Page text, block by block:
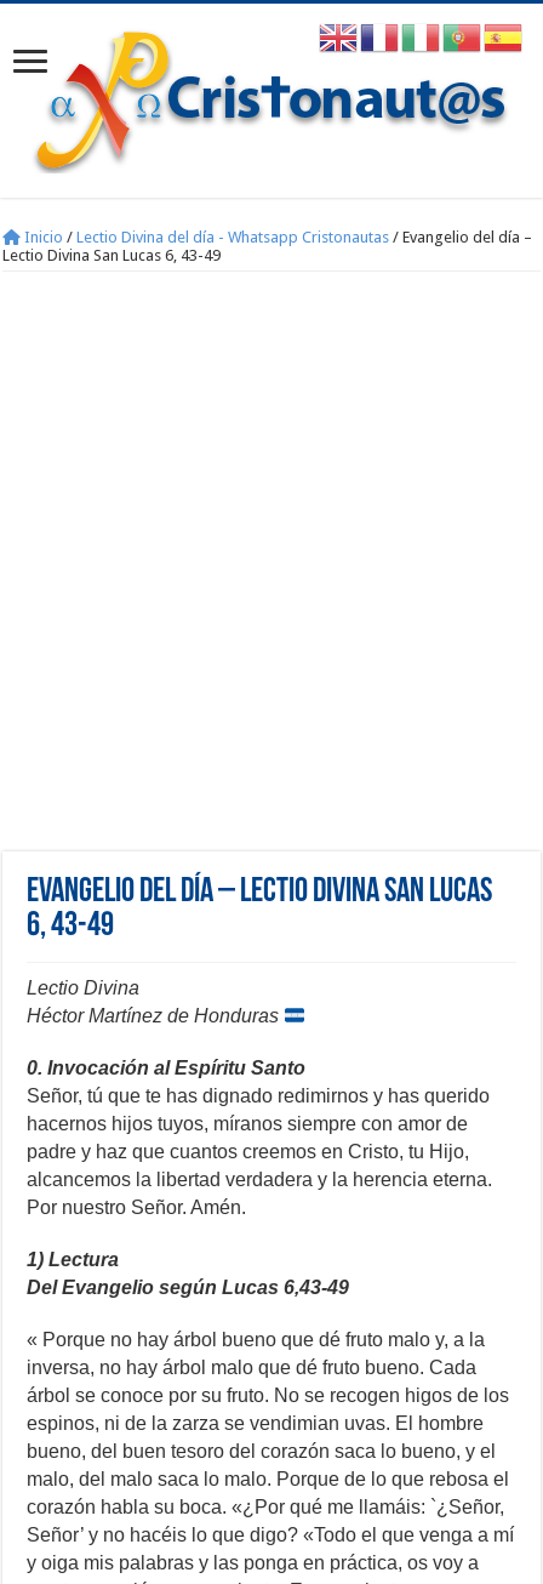
Inicio / Lectio Divina del día - Whatsapp Cristonautas / Evangelio del día –
Lectio Divina San Lucas 6, 43-49
Evangelio del día – Lectio Divina San Lucas
6, 43-49
Lectio Divina
Héctor Martínez de Honduras
0. Invocación al Espíritu Santo
Señor, tú que te has dignado redimirnos y has querido
hacernos hijos tuyos, míranos siempre con amor de
padre y haz que cuantos creemos en Cristo, tu Hijo,
alcancemos la libertad verdadera y la herencia eterna.
Por nuestro Señor. Amén.
1) Lectura
Del Evangelio según Lucas 6,43-49
« Porque no hay árbol bueno que dé fruto malo y, a la
inversa, no hay árbol malo que dé fruto bueno. Cada
árbol se conoce por su fruto. No se recogen higos de los
espinos, ni de la zarza se vendimian uvas. El hombre
bueno, del buen tesoro del corazón saca lo bueno, y el
malo, del malo saca lo malo. Porque de lo que rebosa el
corazón habla su boca. «¿Por qué me llamáis: `¿Señor,
Señor’ y no hacéis lo que digo? «Todo el que venga a mí
y oiga mis palabras y las ponga en práctica, os voy a